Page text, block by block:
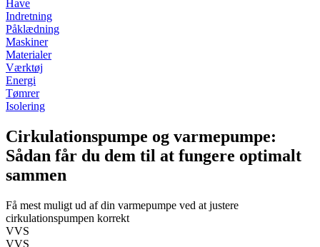
Have
Indretning
Påklædning
Maskiner
Materialer
Værktøj
Energi
Tømrer
Isolering
Cirkulationspumpe og varmepumpe:
Sådan får du dem til at fungere optimalt
sammen
Få mest muligt ud af din varmepumpe ved at justere
cirkulationspumpen korrekt
VVS
VVS